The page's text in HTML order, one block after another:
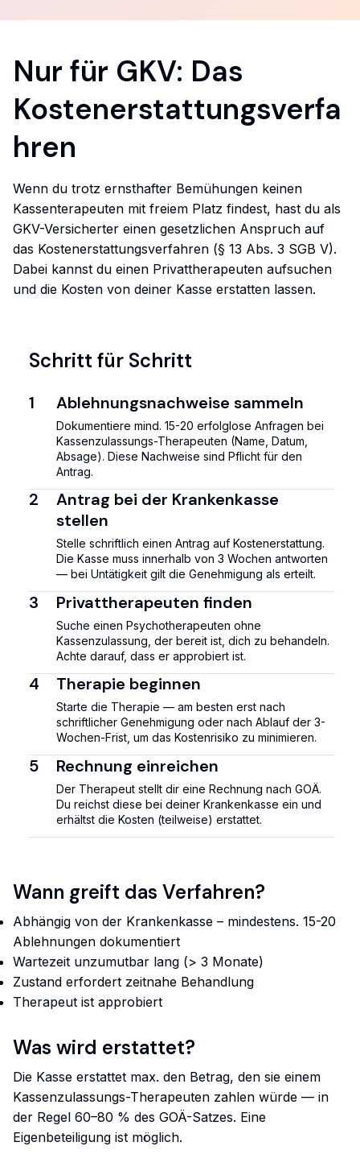
Nur für GKV: Das
Kostenerstattungsverfa
hren
Wenn du trotz ernsthafter Bemühungen keinen
Kassenterapeuten mit freiem Platz findest, hast du als
GKV-Versicherter einen gesetzlichen Anspruch auf
das Kostenerstattungsverfahren (§ 13 Abs. 3 SGB V).
Dabei kannst du einen Privattherapeuten aufsuchen
und die Kosten von deiner Kasse erstatten lassen.
Schritt für Schritt
1 Ablehnungsnachweise sammeln
Dokumentiere mind. 15-20 erfolglose Anfragen bei
Kassenzulassungs-Therapeuten (Name, Datum,
Absage). Diese Nachweise sind Pflicht für den
Antrag.
2
Antrag bei der Krankenkasse
stellen
Stelle schriftlich einen Antrag auf Kostenerstattung.
Die Kasse muss innerhalb von 3 Wochen antworten
— bei Untätigkeit gilt die Genehmigung als erteilt.
3 Privattherapeuten finden
Suche einen Psychotherapeuten ohne
Kassenzulassung, der bereit ist, dich zu behandeln.
Achte darauf, dass er approbiert ist.
4 Therapie beginnen
Starte die Therapie — am besten erst nach
schriftlicher Genehmigung oder nach Ablauf der 3-
Wochen-Frist, um das Kostenrisiko zu minimieren.
5 Rechnung einreichen
Der Therapeut stellt dir eine Rechnung nach GOÄ.
Du reichst diese bei deiner Krankenkasse ein und
erhältst die Kosten (teilweise) erstattet.
Wann greift das Verfahren?
Abhängig von der Krankenkasse – mindestens. 15-20
Ablehnungen dokumentiert
Wartezeit unzumutbar lang (> 3 Monate)
Zustand erfordert zeitnahe Behandlung
Therapeut ist approbiert
Was wird erstattet?
Die Kasse erstattet max. den Betrag, den sie einem
Kassenzulassungs-Therapeuten zahlen würde — in
der Regel 60–80 % des GOÄ-Satzes. Eine
Eigenbeteiligung ist möglich.